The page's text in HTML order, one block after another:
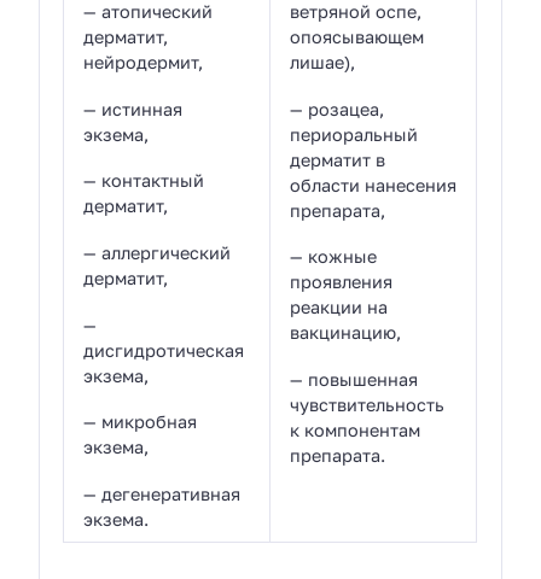
— атопический
дерматит,
нейродермит,
— истинная
экзема,
— контактный
дерматит,
— аллергический
дерматит,
—
дисгидротическая
экзема,
— микробная
экзема,
— дегенеративная
экзема.
ветряной оспе,
опоясывающем
лишае),
— розацеа,
периоральный
дерматит в
области нанесения
препарата,
— кожные
проявления
реакции на
вакцинацию,
— повышенная
чувствительность
к компонентам
препарата.